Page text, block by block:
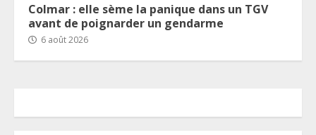
Colmar : elle sème la panique dans un TGV
avant de poignarder un gendarme
6 août 2026